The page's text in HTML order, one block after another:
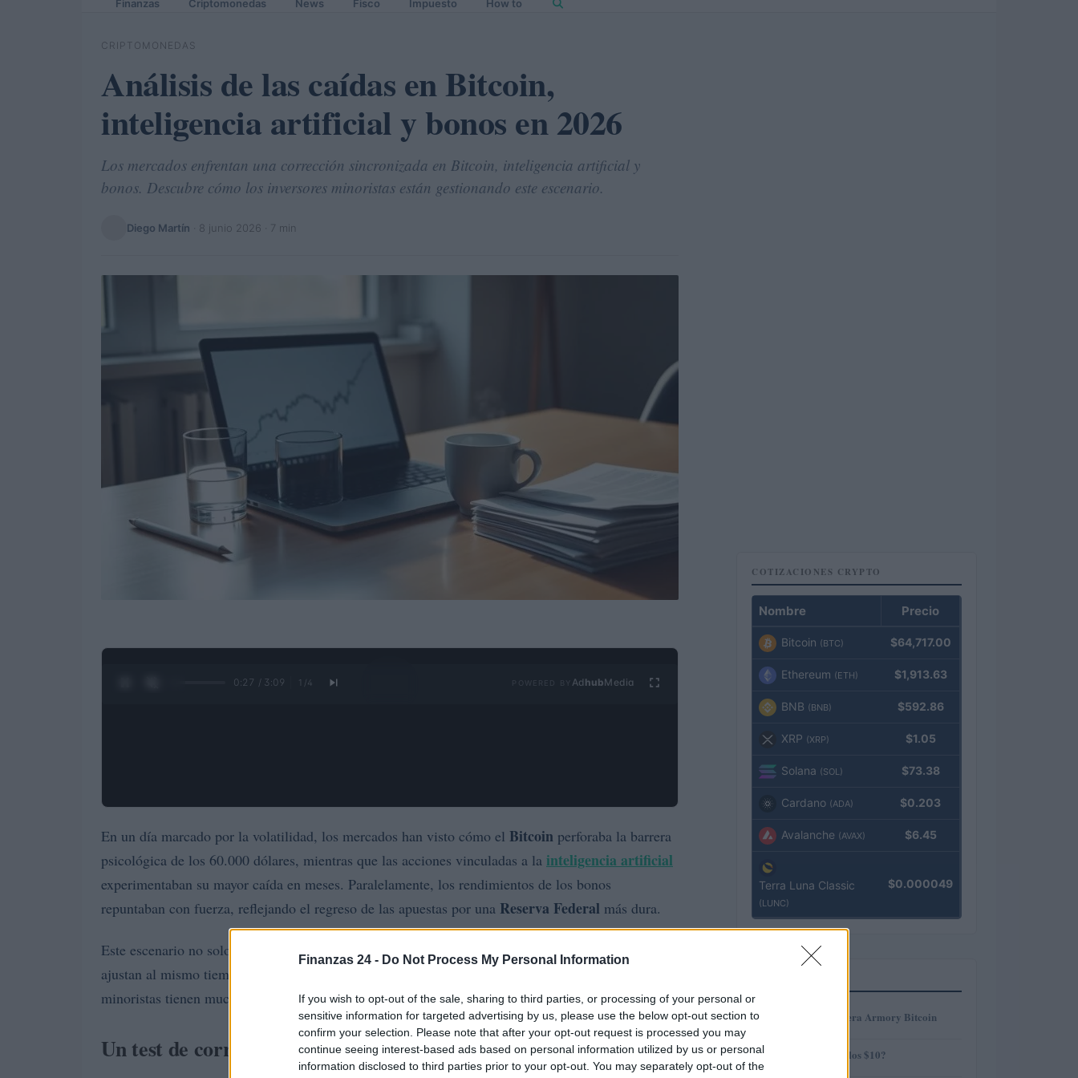
Finanzas 24 - Do Not Process My Personal Information
If you wish to opt-out of the sale, sharing to third parties, or processing of your personal or
sensitive information for targeted advertising by us, please use the below opt-out section to
confirm your selection. Please note that after your opt-out request is processed you may
continue seeing interest-based ads based on personal information utilized by us or personal
information disclosed to third parties prior to your opt-out. You may separately opt-out of the
Finanzas Criptomonedas News Fisco Impuesto How to
CRIPTOMONEDAS
Análisis de las caídas en Bitcoin,
inteligencia artificial y bonos en 2026
Los mercados enfrentan una corrección sincronizada en Bitcoin, inteligencia artificial y
bonos. Descubre cómo los inversores minoristas están gestionando este escenario.
Diego Martín 8 junio 2026 · 7 min
0:28 / 3:09 1 /4 Ad hubMedia
En un día marcado por la volatilidad, los mercados han visto cómo el Bitcoin perforaba la barrera
psicológica de los 60.000 dólares, mientras que las acciones vinculadas a la inteligencia artificial
experimentaban su mayor caída en meses. Paralelamente, los rendimientos de los bonos
repuntaban con fuerza, reflejando el regreso de las apuestas por una Reserva Federal más dura.
Este escenario no solo es tenso, sino también revelador. Cuando varias operaciones de consenso se
ajustan al mismo tiempo, el mercado muestra su estructura real, y en esta ocasión, los inversores
minoristas tienen mucho que demostrar.
Un test de correlaciones en los mercados
COTIZACIONES CRYPTO
Nombre Precio
Bitcoin (BTC) $64,717.00
Ethereum (ETH) $1,913.63
BNB (BNB) $592.86
XRP (XRP) $1.05
Solana (SOL) $73.38
Cardano (ADA) $0.203
Avalanche (AVAX) $6.45
Terra Luna Classic
(LUNC)
$0.000049
1 Revisión de billetera Armory Bitcoin
2 ¿AMP alcanzará los $10?